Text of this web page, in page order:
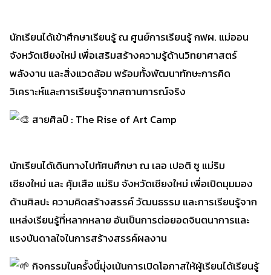
นักเรียนได้เข้าศึกษาเรียนรู้ ณ ศูนย์การเรียนรู้ กฟผ. แม่ออน
จังหวัดเชียงใหม่ เพื่อเสริมสร้างความรู้ด้านวิทยาศาสตร์
พลังงาน และสิ่งแวดล้อม พร้อมทั้งพัฒนาทักษะการคิด
วิเคราะห์และการเรียนรู้จากสถานการณ์จริง
สายศิลป์ : The Rise of Art Camp
นักเรียนได้เดินทางไปทัศนศึกษา ณ เลอ เปอติ ซู แม่ริม
เชียงใหม่ และ คุ้มเสือ แม่ริม จังหวัดเชียงใหม่ เพื่อเปิดมุมมอง
ด้านศิลปะ ความคิดสร้างสรรค์ วัฒนธรรม และการเรียนรู้จาก
แหล่งเรียนรู้ที่หลากหลาย อันเป็นการต่อยอดจินตนาการและ
แรงบันดาลใจในการสร้างสรรค์ผลงาน
กิจกรรมในครั้งนี้มุ่งเน้นการเปิดโอกาสให้ผู้เรียนได้เรียนรู้